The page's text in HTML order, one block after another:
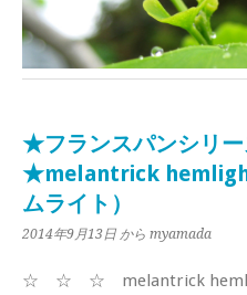
★フランスパンシリー
★melantrick
ムライト）
2014年9月13日 から myamada
☆ ☆ ☆ melantrick